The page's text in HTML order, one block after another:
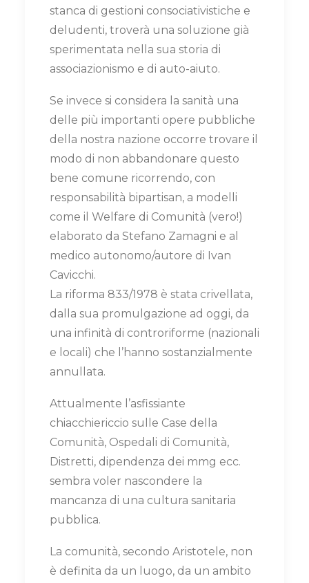
stanca di gestioni consociativistiche e
deludenti, troverà una soluzione già
sperimentata nella sua storia di
associazionismo e di auto-aiuto.
Se invece si considera la sanità una
delle più importanti opere pubbliche
della nostra nazione occorre trovare il
modo di non abbandonare questo
bene comune ricorrendo, con
responsabilità bipartisan, a modelli
come il Welfare di Comunità (vero!)
elaborato da Stefano Zamagni e al
medico autonomo/autore di Ivan
Cavicchi.
La riforma 833/1978 è stata crivellata,
dalla sua promulgazione ad oggi, da
una infinità di controriforme (nazionali
e locali) che l’hanno sostanzialmente
annullata.
Attualmente l’asfissiante
chiacchiericcio sulle Case della
Comunità, Ospedali di Comunità,
Distretti, dipendenza dei mmg ecc.
sembra voler nascondere la
mancanza di una cultura sanitaria
pubblica.
La comunità, secondo Aristotele, non
è definita da un luogo, da un ambito